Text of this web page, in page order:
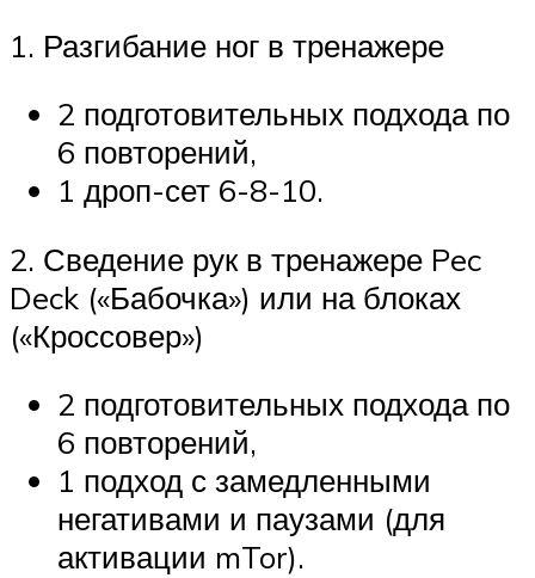
1. Разгибание ног в тренажере
2 подготовительных подхода по
6 повторений,
1 дроп-сет 6-8-10.
2. Сведение рук в тренажере Pec
Deck («Бабочка») или на блоках
(«Кроссовер»)
2 подготовительных подхода по
6 повторений,
1 подход с замедленными
негативами и паузами (для
активации mTor).